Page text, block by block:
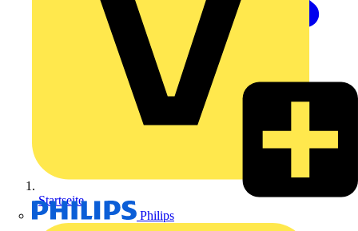
Philips
Startseite